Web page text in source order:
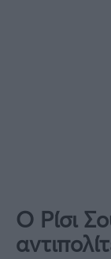
Ο Ρίσι